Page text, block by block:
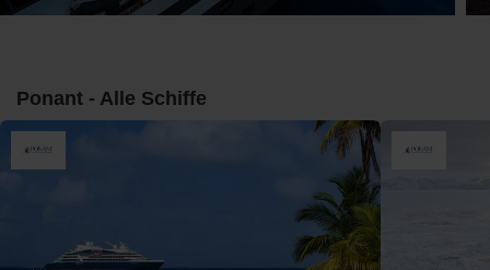
Ponant - Alle Schiffe